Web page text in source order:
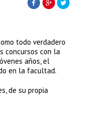
todo verdadero
concursos con la
años, el
en la facultad.
de su propia